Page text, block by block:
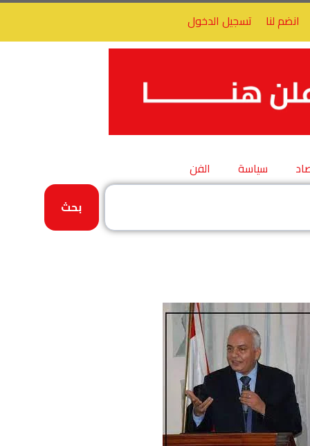
انضم لنا تسجيل الدخول
سياسة
الفن
بحث